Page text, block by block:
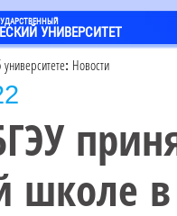
УНИВЕРСИТЕТ
Новости
школе